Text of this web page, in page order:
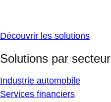
Découvrir les solutions
Solutions par secteur
Industrie automobile
Services financiers